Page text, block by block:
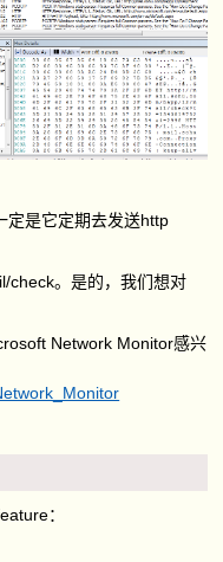
定是它定期去发送http
check。是的，我们想对
Network Monitor感兴
：